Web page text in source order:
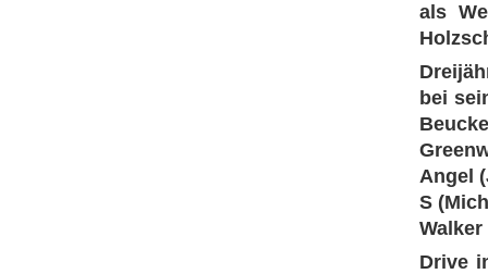
als
bei
Angel
S
Drive